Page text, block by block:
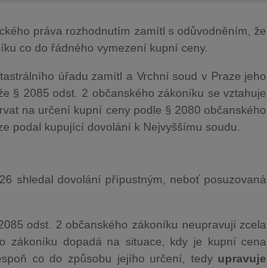
práva rozhodnutím zamítl s odůvodněním, že
co do řádného vymezení kupní ceny.
úřadu zamítl a Vrchní soud v Praze jeho
§ 2085 odst. 2 občanského zákoníku se vztahuje
na určení kupní ceny podle § 2080 občanského
podal kupující dovolání k Nejvyššímu soudu.
shledal dovolání přípustným, neboť posuzovaná
odst. 2 občanského zákoníku neupravují zcela
zákoníku dopadá na situace, kdy je kupní cena
co do způsobu jejího určení, tedy upravuje